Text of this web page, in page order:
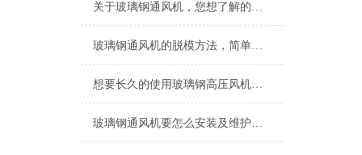
关于玻璃钢通风机，您想了解的都在这里了
玻璃钢通风机的脱模方法，简单易懂！
想要长久的使用玻璃钢高压风机，这些保养技巧少不了
玻璃钢通风机要怎么安装及维护呢？以下细节要注意